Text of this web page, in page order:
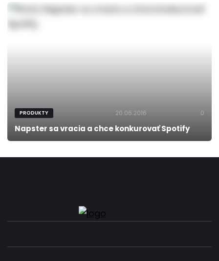
PRODUKTY 20.06.2016 0
Napster sa vracia a chce konkurovať Spotify